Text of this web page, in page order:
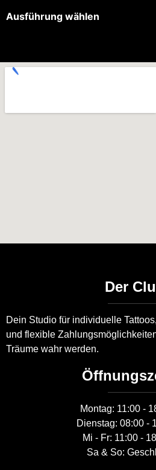
Ausführung wählen
Der
Dein Studio für individuelle
und flexible
Träume wahr werden.
Montag: 11:00 -
Dienstag: 08:00 -
Mi - Fr: 11:00 -
Sa & So: